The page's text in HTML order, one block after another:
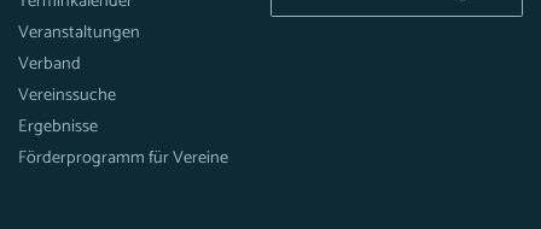
Veranstaltungen
Verband
Vereinssuche
Ergebnisse
Förderprogramm für Vereine